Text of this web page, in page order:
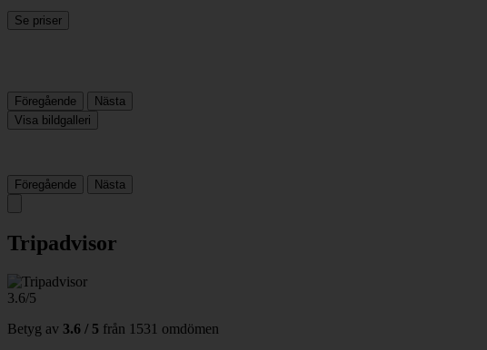
Se priser
Föregående
Nästa
Visa bildgalleri
Föregående Nästa
Tripadvisor
3.6/5
Betyg av 3.6 / 5 från 1531 omdömen